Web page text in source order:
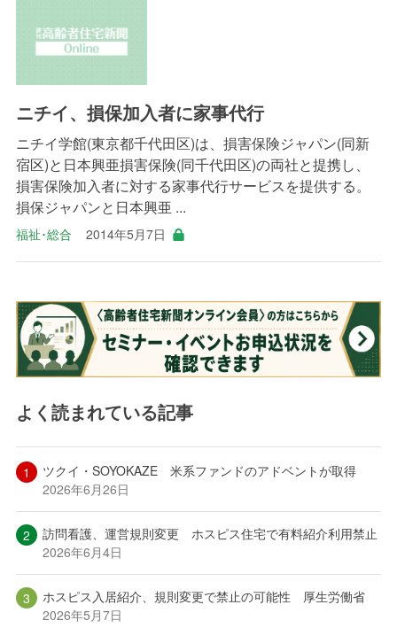
ニチイ、損保加入者に家事代行
ニチイ学館(東京都千代田区)は、損害保険ジャパン(同新
宿区)と日本興亜損害保険(同千代田区)の両社と提携し、
損害保険加入者に対する家事代行サービスを提供する。
損保ジャパンと日本興亜 ...
福祉･総合 2014年5月7日
よく読まれている記事
ツクイ・SOYOKAZE 米系ファンドのアドベントが取得
2026年6月26日
訪問看護、運営規則変更 ホスピス住宅で有料紹介利用禁止
2026年6月4日
ホスピス入居紹介、規則変更で禁止の可能性 厚生労働省
2026年5月7日